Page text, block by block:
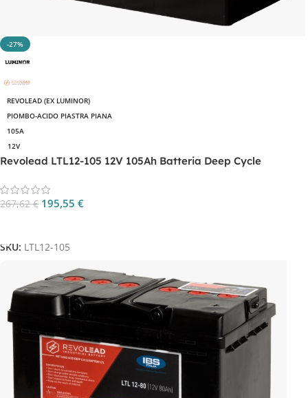
-27%
REVOLEAD (EX LUMINOR)
PIOMBO-ACIDO PIASTRA PIANA
105A
12V
Revolead LTL12-105 12V 105Ah Batteria Deep Cycle
267,62€ 195,55 €
SKU: LTL12-105